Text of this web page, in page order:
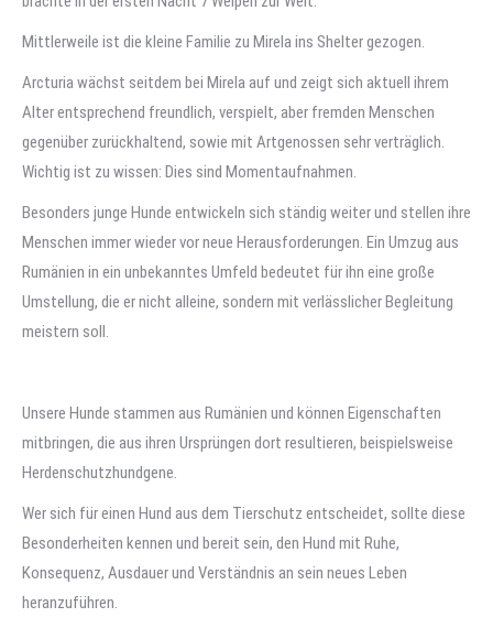
Mittlerweile ist die kleine Familie zu Mirela ins Shelter gezogen.
Arcturia wächst seitdem bei Mirela auf und zeigt sich aktuell ihrem
Alter entsprechend freundlich, verspielt, aber fremden Menschen
gegenüber zurückhaltend, sowie mit Artgenossen sehr verträglich.
Wichtig ist zu wissen: Dies sind Momentaufnahmen.
Besonders junge Hunde entwickeln sich ständig weiter und stellen ihre
Menschen immer wieder vor neue Herausforderungen. Ein Umzug aus
Rumänien in ein unbekanntes Umfeld bedeutet für ihn eine große
Umstellung, die er nicht alleine, sondern mit verlässlicher Begleitung
meistern soll.
Unsere Hunde stammen aus Rumänien und können Eigenschaften
mitbringen, die aus ihren Ursprüngen dort resultieren, beispielsweise
Herdenschutzhundgene.
Wer sich für einen Hund aus dem Tierschutz entscheidet, sollte diese
Besonderheiten kennen und bereit sein, den Hund mit Ruhe,
Konsequenz, Ausdauer und Verständnis an sein neues Leben
heranzuführen.